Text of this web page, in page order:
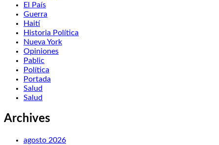
El País
Guerra
Haití
Historia Política
Nueva York
Opiniones
Pablic
Política
Portada
Salud
Salud
Archives
agosto 2026